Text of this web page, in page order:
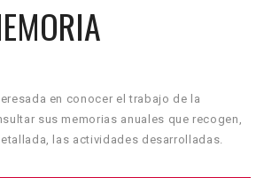
en conocer el trabajo de la
sus memorias anuales que recogen,
las actividades desarrolladas.